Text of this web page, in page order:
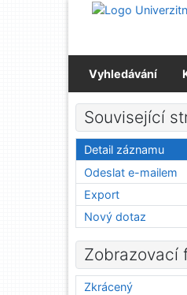
Přejít na obsah
Vyhledávání
Související
Detail záznamu
Odeslat e-mailem
Export
Nový dotaz
Zobrazovací
Zkrácený